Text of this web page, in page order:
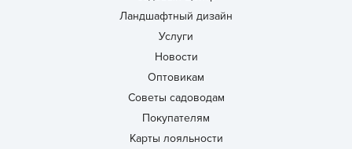
Ландшафтный дизайн
Услуги
Новости
Оптовикам
Советы садоводам
Покупателям
Карты лояльности